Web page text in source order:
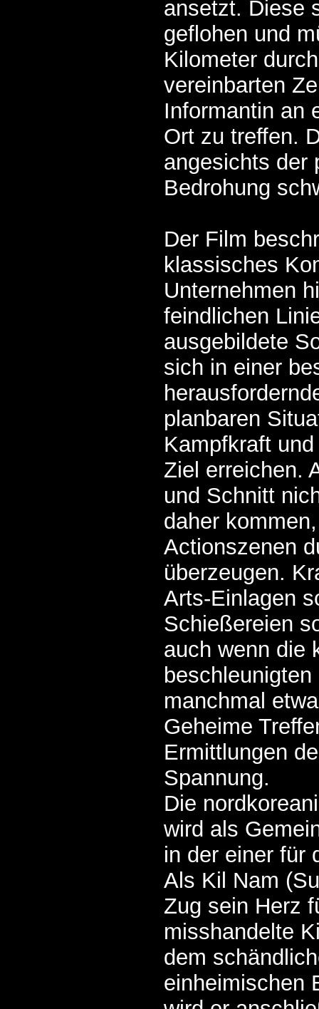
ansetzt. Diese
geflohen und
Kilometer
vereinbarten
Informantin an
Ort zu treffen.
angesichts der
Bedrohung
Der Film
klassisches
Unternehmen
feindlichen
ausgebildete
sich in einer
planbaren
Kampfkraft
Ziel erreichen.
und Schnitt
daher
Actionszenen
überzeugen.
Arts-Einlagen
Schießereien
auch wenn die
manchmal
Geheime
Ermittlungen
Spannung.
Die
wird als
in der einer für
Als Kil Nam
Zug sein Herz
misshandelte
dem
einheimischen